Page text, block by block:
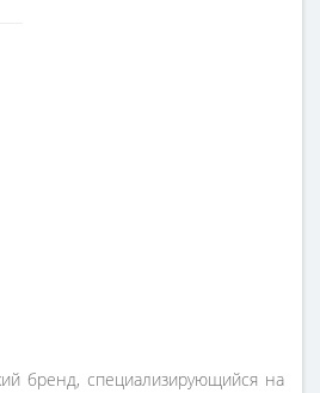
бренд, специализирующийся на